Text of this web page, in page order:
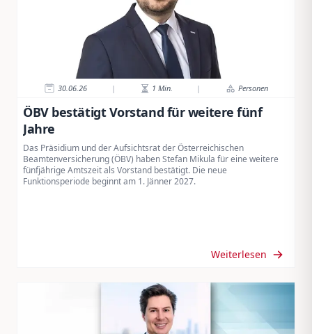
30.06.26 | 1 Min. | Personen
ÖBV bestätigt Vorstand für weitere fünf
Jahre
Das Präsidium und der Aufsichtsrat der Österreichischen
Beamtenversicherung (ÖBV) haben Stefan Mikula für eine weitere
fünfjährige Amtszeit als Vorstand bestätigt. Die neue
Funktionsperiode beginnt am 1. Jänner 2027.
Weiterlesen